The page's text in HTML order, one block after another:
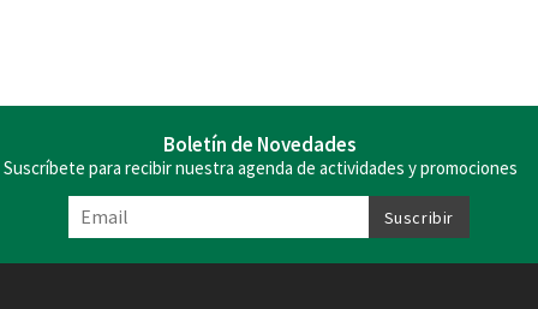
Boletín de Novedades
Suscríbete para recibir nuestra agenda de actividades y promociones